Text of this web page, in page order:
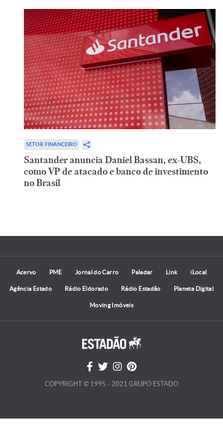
SETOR FINANCEIRO
Santander anuncia Daniel Bassan, ex-UBS,
como VP de atacado e banco de investimento
no Brasil
Acervo PME Jornal do Carro Paladar Link iLocal
Agência Estado Rádio Eldorado Rádio Estadão Planeta Digital
Moving Imóveis
COPYRIGHT © 1995 - 2021 GRUPO ESTADO